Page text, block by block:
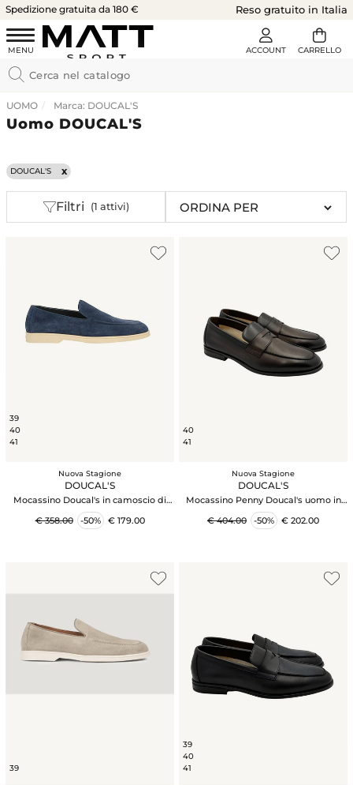
Spedizione gratuita da 180 € Reso gratuito in Italia
UOMO Marca: DOUCAL'S
Uomo DOUCAL'S
DOUCAL'S
Filtri (1 attivi)
39
40
41
Nuova Stagione
DOUCAL'S
Mocassino Doucal's in camoscio di
vitello blu
€ 358.00
-50% € 179.00
40
41
Nuova Stagione
DOUCAL'S
Mocassino Penny Doucal's uomo in
pelle marrone
€ 404.00
-50% € 202.00
39
39
40
41